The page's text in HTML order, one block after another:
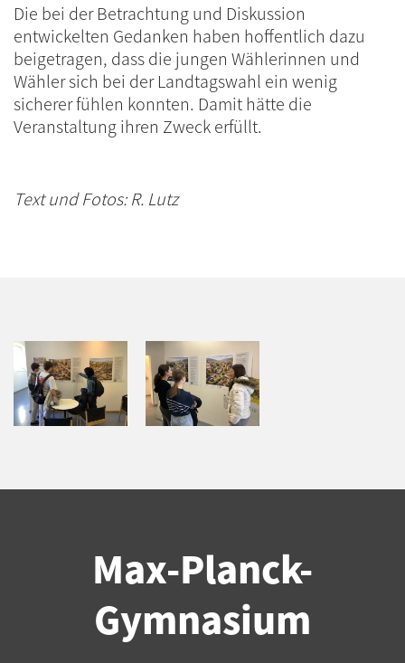
Die bei der Betrachtung und Diskussion
entwickelten Gedanken haben hoffentlich dazu
beigetragen, dass die jungen Wählerinnen und
Wähler sich bei der Landtagswahl ein wenig
sicherer fühlen konnten. Damit hätte die
Veranstaltung ihren Zweck erfüllt.
Text und Fotos: R. Lutz
Max-Planck-
Gymnasium